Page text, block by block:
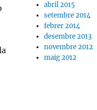
abril 2015
setembre 2014
febrer 2014
desembre 2013
novembre 2012
maig 2012